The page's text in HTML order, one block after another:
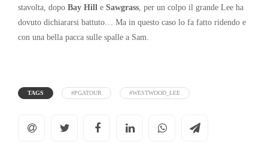
stavolta, dopo Bay Hill e Sawgrass , per un colpo il grande Lee ha
dovuto dichiararsi battuto… Ma in questo caso lo fa fatto ridendo e
con una bella pacca sulle spalle a Sam.
TAGS #PGATOUR #WESTWOOD_LEE